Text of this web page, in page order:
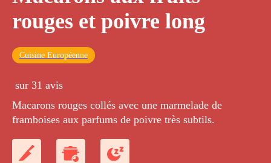
rouges et poivre long
Cuisine Européenne
sur 31 avis
Macarons rouges collés avec une marmelade de
framboises aux parfums de poivre très subtils.